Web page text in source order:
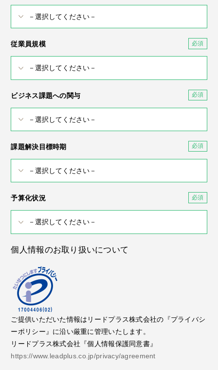
従業員規模
ビジネス課題への関与
課題解決目標時期
予算化状況
個人情報のお取り扱いについて
ご提供いただいた情報はリードプラス株式会社の『プライバシ
ーポリシー』に沿い厳重に管理いたします。
リードプラス株式会社『個人情報保護同意書』
https://www.leadplus.co.jp/privacy/agreement